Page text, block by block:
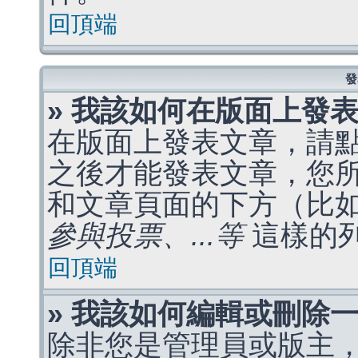
回頂端
» 我該如何在版面上發
在版面上發表文章，請
之後才能發表文章，您
和文章頁面的下方（比
參與投票、...等這樣的
回頂端
» 我該如何編輯或刪除
除非您是管理員或版主